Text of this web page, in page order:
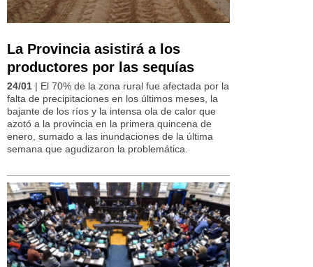
La Provincia asistirá a los
productores por las sequías
24/01 | El 70% de la zona rural fue afectada por la
falta de precipitaciones en los últimos meses, la
bajante de los ríos y la intensa ola de calor que
azotó a la provincia en la primera quincena de
enero, sumado a las inundaciones de la última
semana que agudizaron la problemática.